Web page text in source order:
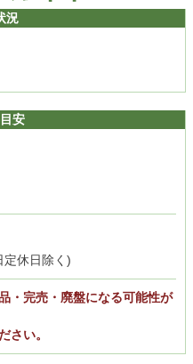
況
安
定休日除く)
・完売・廃盤になる可能性が
さい。